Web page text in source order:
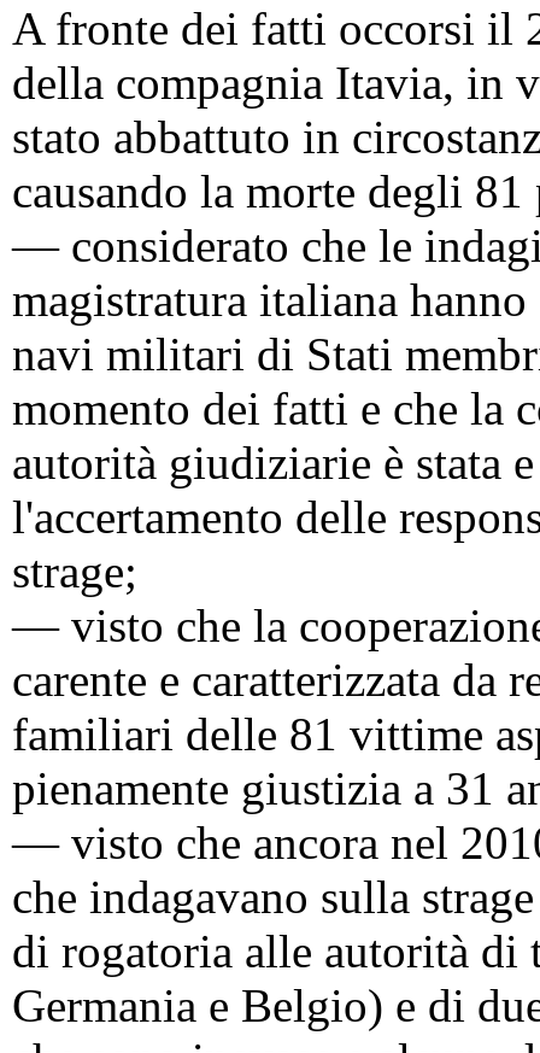
A fronte dei fatti occorsi il
della compagnia Itavia, in
stato abbattuto in
causando la morte degli 81
— considerato che le
magistratura italiana hanno
navi militari di Stati
momento dei fatti e che la
autorità giudiziarie è stata
l'accertamento delle
strage;
— visto che la
carente e caratterizzata da
familiari delle 81 vittime
pienamente giustizia a 31
— visto che ancora nel
che indagavano sulla
di rogatoria alle autorità di
Germania e Belgio) e di